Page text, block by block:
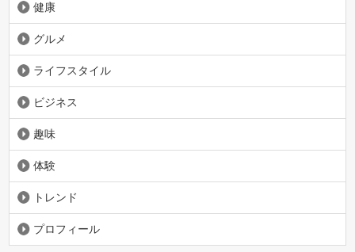
健康
グルメ
ライフスタイル
ビジネス
趣味
体験
トレンド
プロフィール